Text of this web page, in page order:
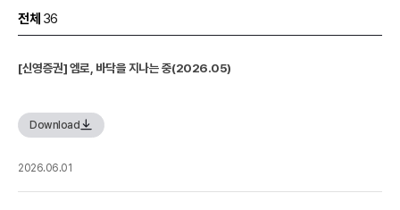
전체 36
[신영증권] 엠로, 바닥을 지나는 중(2026.05)
Download
2026.06.01